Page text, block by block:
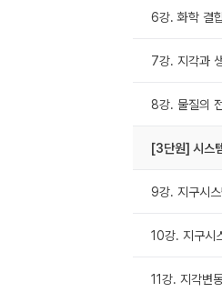
6강. 화학 결
7강. 지각과
8강. 물질의
[3단원] 시스
9강. 지구시
10강. 지구시
11강. 지각변